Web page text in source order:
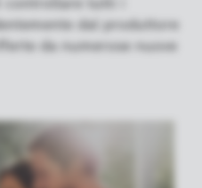
dal produttore
da numerose nuove